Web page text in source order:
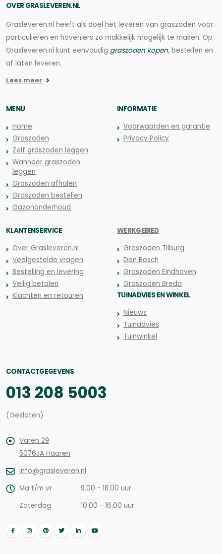
OVER GRASLEVEREN.NL
Grasleveren.nl heeft als doel het leveren van graszoden voor
particulieren en hoveniers zo makkelijk mogelijk te maken. Op
Grasleveren.nl kunt eenvoudig graszoden kopen, bestellen en
af laten leveren.
Lees meer
MENU
Home
Graszoden
Zelf graszoden leggen
Wanneer graszoden
leggen
Graszoden afhalen
Graszoden bestellen
Gazononderhoud
INFORMATIE
Voorwaarden en garantie
Privacy Policy
KLANTENSERVICE
Over Grasleveren.nl
Veelgestelde vragen
Bestelling en levering
Veilig betalen
Klachten en retouren
WERKGEBIED
Graszoden Tilburg
Den Bosch
Graszoden Eindhoven
Graszoden Breda
TUINADVIES EN WINKEL
Nieuws
Tuinadvies
Tuinwinkel
CONTACTGEGEVENS
013 208 5003
(Gesloten)
Varen 29
5076JA Haaren
info@grasleveren.nl
Ma t/m vr
9.00 - 18.00 uur
Zaterdag
10.00 - 16.00 uur